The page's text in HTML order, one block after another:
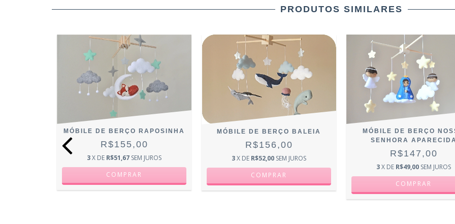
PRODUTOS SIMILARES
MÓBILE DE BERÇO RAPOSINHA
R$155,00
3X DE R$51,67 SEM JUROS
MÓBILE DE BERÇO BALEIA
R$156,00
3X DE R$52,00 SEM JUROS
MÓBILE DE BERÇO
SENHORA
R$147,00
3X DE R$49,00 SEM JUROS